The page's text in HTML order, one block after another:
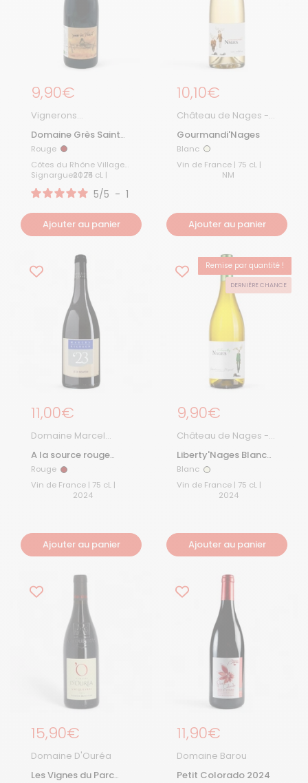
Prix régulier
9,90€
Vignerons
Domaine Grès Saint
Vincent 2024
Rouge Rouge
Côtes du Rhône Villages
Signargues | 75 cL |
2024
5/5 - 1
Ajouter au panier
Prix régulier
10,10€
Château de Nages -
Gourmandi'Nages
Blanc Blanc
Vin de France | 75 cL |
NM
Ajouter au panier
Prix régulier
11,00€
Domaine Marcel
A la source rouge
2025
Rouge Rouge
Vin de France | 75 cL |
2024
Ajouter au panier
Remise par quantité !
BEST-SELLER
DERNIÈRE CHANCE
Prix régulier
9,90€
Château de Nages -
Famille Gassier
Liberty'Nages Blanc
2024
Blanc Blanc
Vin de France | 75 cL |
2024
Ajouter au panier
Prix régulier
15,90€
Domaine D'Ouréa
Les Vignes du Parc
Prix régulier
11,90€
Domaine Barou
Petit Colorado 2024